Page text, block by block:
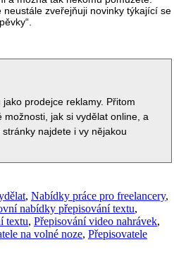
neustále zveřejňuji novinky týkající se
prodejce reklamy. Přitom
jak si vydělat online, a
najdete i vy nějakou
, Nabídky práce pro freelancery,
nabídky přepisování textu,
textu, Přepisování video nahrávek,
na volné noze, Přepisovatele